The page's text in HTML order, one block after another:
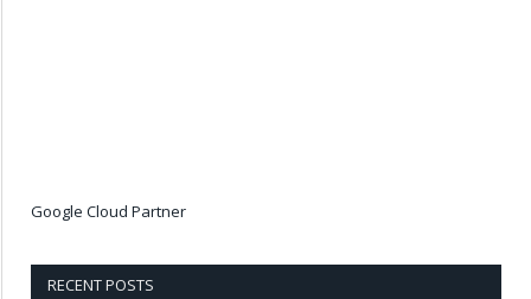
Google Cloud Partner
RECENT POSTS